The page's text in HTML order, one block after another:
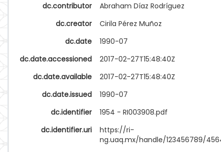
dc.contributor
Abraham Díaz Rodríguez
dc.creator
Cirila Pérez Muñoz
dc.date
1990-07
dc.date.accessioned
2017-02-27T15:48:40Z
dc.date.available
2017-02-27T15:48:40Z
dc.date.issued
1990-07
dc.identifier
1954 - RI003908.pdf
dc.identifier.uri
https://ri-
ng.uaq.mx/handle/123456789/